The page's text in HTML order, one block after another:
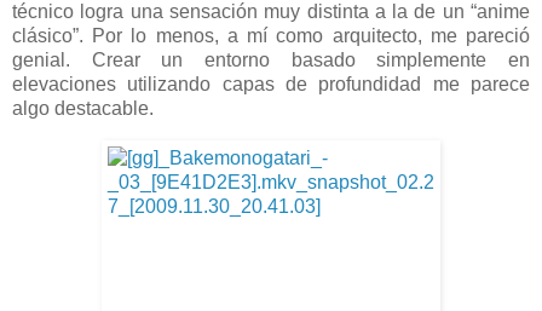
técnico logra una sensación muy distinta a la de un “anime
clásico”. Por lo menos, a mí como arquitecto, me pareció
genial. Crear un entorno basado simplemente en
elevaciones utilizando capas de profundidad me parece
algo destacable.